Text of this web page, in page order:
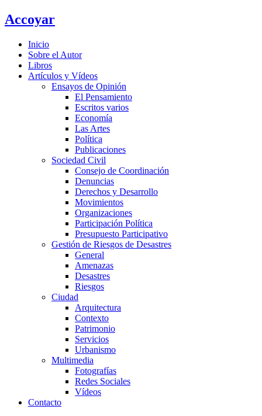
Ir
al
Accoyar
Inicio
Sobre el Autor
Libros
Artículos y Vídeos
Ensayos de Opinión
El Pensamiento
Escritos varios
Economía
Las Artes
Política
Publicaciones
Sociedad Civil
Consejo de Coordinación
Denuncias
Derechos y Desarrollo
Movimientos
Organizaciones
Participación Política
Presupuesto Participativo
Gestión de Riesgos de Desastres
General
Amenazas
Desastres
Riesgos
Ciudad
Arquitectura
Contexto
Patrimonio
Servicios
Urbanismo
Multimedia
Fotografías
Redes Sociales
Vídeos
Contacto